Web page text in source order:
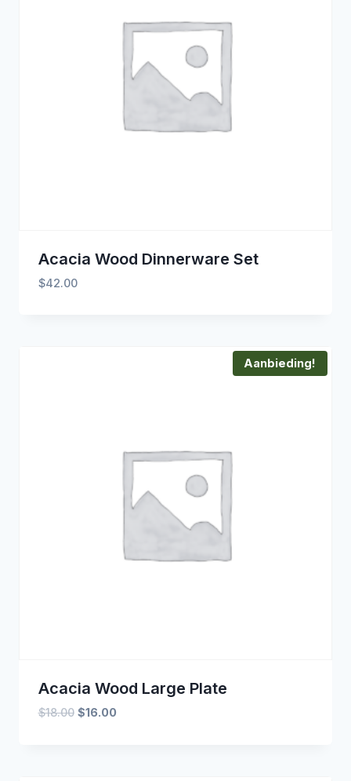
Acacia Wood Dinnerware Set
$42.00
Aanbieding!
Acacia Wood Large Plate
$18.00 Oorspronkelijke
$16.00Huidige